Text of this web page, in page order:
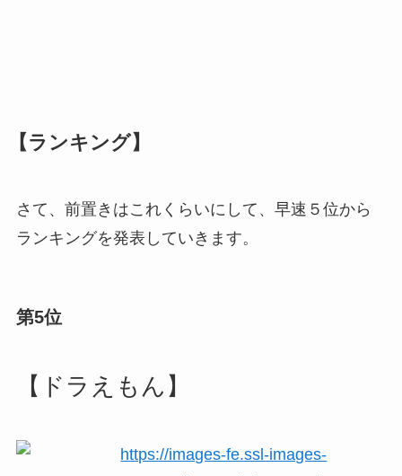
【ランキング】
さて、前置きはこれくらいにして、早速５位から
ランキングを発表していきます。
第5位
【ドラえもん】